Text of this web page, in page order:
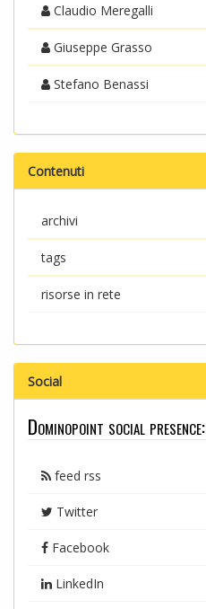
Claudio Meregalli
Giuseppe Grasso
Stefano Benassi
Contenuti
archivi
tags
risorse in rete
Social
Dominopoint social presence:
feed rss
Twitter
Facebook
LinkedIn